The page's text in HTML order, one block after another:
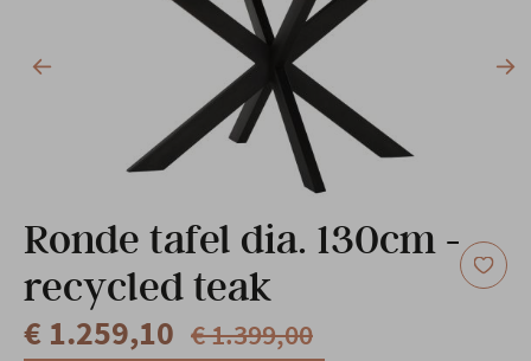
Totaalinrichting
Ronde tafel dia. 130cm -
recycled teak
€ 1.259,10 € 1.399,00